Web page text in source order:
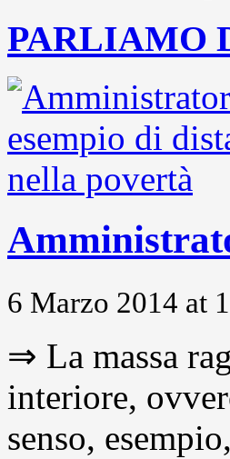
PARLIAMO
6 Marzo 2014 at
⇒ La massa
interiore,
senso,